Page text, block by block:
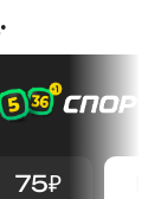
.
75₽